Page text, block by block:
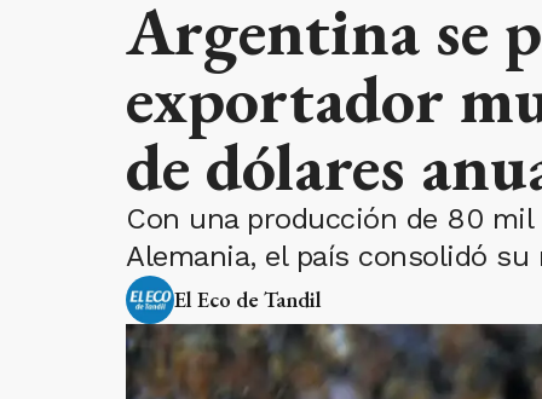
Argentina se
exportador
de dólares
Con una producción de 80
Alemania, el país consolidó su
El Eco de Tandil